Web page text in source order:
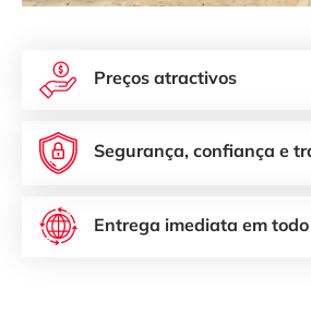
Preços atractivos
Segurança, confiança e
Entrega imediata em